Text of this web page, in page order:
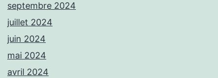
septembre 2024
juillet 2024
juin 2024
mai 2024
avril 2024